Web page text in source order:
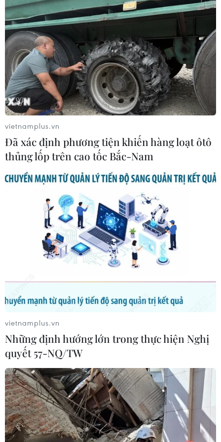
Thành phố Đông Hưng trao tặng khẩu
trang, vật tư y tế cho Quảng Ninh
08/02/2021 07:50
Thành phố Đông Hưng, Trung Quốc gửi tặng thành phố
Móng Cái (tỉnh Quảng Ninh) vật tư y tế phòng, chống
dịch COVID-19 gồm 5.000 bộ đồ bảo hộ, 2.000 kính
bảo hộ, 1,8 tấn hoá chất, dung dịch sát khuẩn.
vietnamplus.vn
Đã xác định phương tiện khiến hàng loạt ôtô
thủng lốp trên cao tốc Bắc-Nam
vietnamplus.vn
Những định hướng lớn trong thực hiện Nghị
quyết 57-NQ/TW